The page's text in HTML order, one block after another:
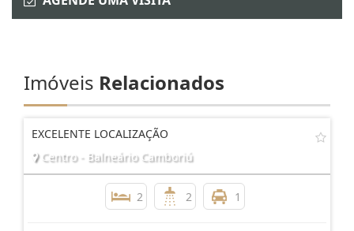
Imóveis Relacionados
EXCELENTE LOCALIZAÇÃO
Centro - Balneário Camboriú
2 2 1